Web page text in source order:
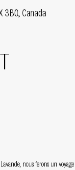
3B0, Canada
nous ferons un